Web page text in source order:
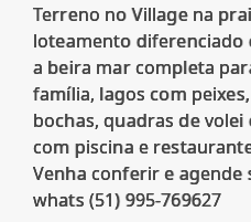
Terreno no Village na
loteamento
a beira mar completa
família, lagos com
bochas, quadras de
com piscina e
Venha conferir e agende